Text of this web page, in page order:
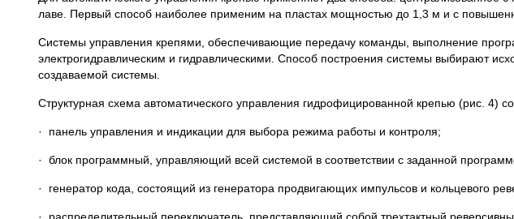
лаве. Первый способ наиболее применим на пластах мощностью до 1,3 м и с
Системы управления крепями, обеспечивающие передачу команды, выполнение
электрогидравлическим и гидравлическими. Способ построения системы выбирают
создаваемой системы.
Структурная схема автоматического управления гидрофицированной крепью (рис. 4)
· панель управления и индикации для выбора режима работы и контроля;
· блок программный, управляющий всей системой в соответствии с заданной
· генератор кода, состоящий из генератора продвигающих импульсов и кольцевого